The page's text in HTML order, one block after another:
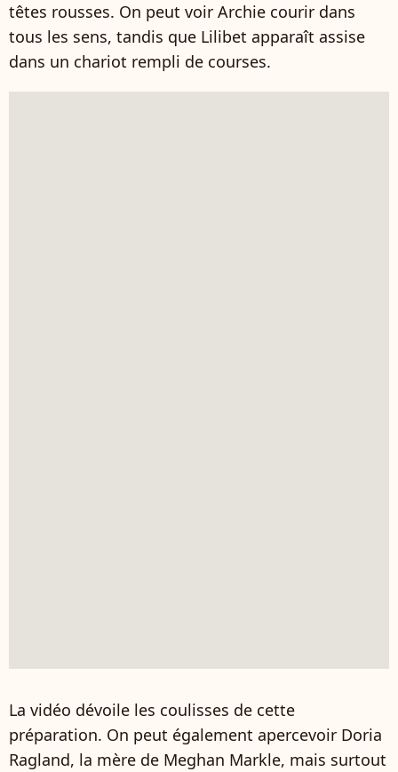
têtes rousses. On peut voir Archie courir dans
tous les sens, tandis que Lilibet apparaît assise
dans un chariot rempli de courses.
La vidéo dévoile les coulisses de cette
préparation. On peut également apercevoir Doria
Ragland, la mère de Meghan Markle, mais surtout